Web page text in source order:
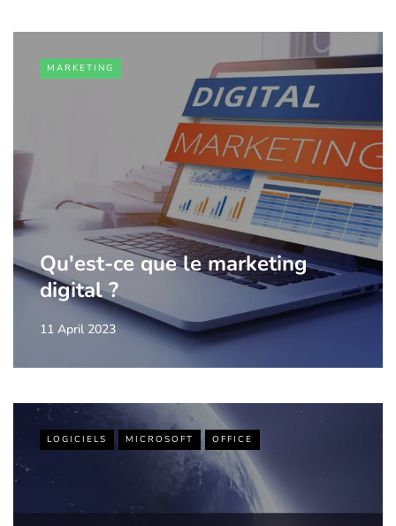
MARKETING
Qu'est-ce que le marketing
digital ?
11 April 2023
LOGICIELS MICROSOFT OFFICE